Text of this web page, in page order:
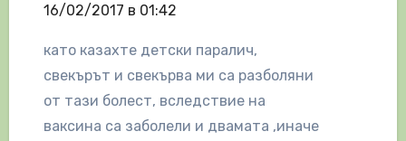
16/02/2017 в 01:42
като казахте детски паралич,
свекърът и свекърва ми са разболяни
от тази болест, вследствие на
ваксина са заболели и двамата ,иначе